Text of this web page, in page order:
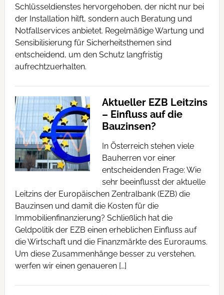
Schlüsseldienstes hervorgehoben, der nicht nur bei
der Installation hilft, sondern auch Beratung und
Notfallservices anbietet. Regelmäßige Wartung und
Sensibilisierung für Sicherheitsthemen sind
entscheidend, um den Schutz langfristig
aufrechtzuerhalten.
Aktueller EZB Leitzins
– Einfluss auf die
Bauzinsen?
In Österreich stehen viele
Bauherren vor einer
entscheidenden Frage: Wie
sehr beeinflusst der aktuelle
Leitzins der Europäischen Zentralbank (EZB) die
Bauzinsen und damit die Kosten für die
Immobilienfinanzierung? Schließlich hat die
Geldpolitik der EZB einen erheblichen Einfluss auf
die Wirtschaft und die Finanzmärkte des Euroraums.
Um diese Zusammenhänge besser zu verstehen,
werfen wir einen genaueren […]